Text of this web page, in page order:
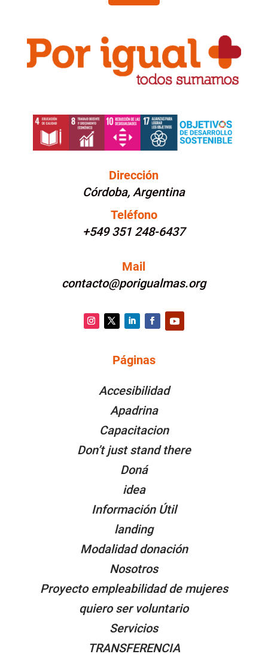
Dirección
Córdoba, Argentina
Teléfono
+549 351 248-6437
Mail
contacto@porigualmas.org
Facebook
Páginas
Accesibilidad
Apadrina
Capacitacion
Don’t just stand there
Doná
idea
Información Útil
landing
Modalidad donación
Nosotros
Proyecto empleabilidad de mujeres
quiero ser voluntario
Servicios
TRANSFERENCIA